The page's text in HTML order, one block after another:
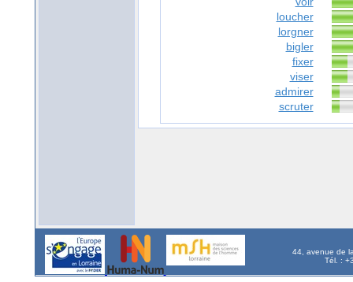
loucher
lorgner
bigler
fixer
viser
admirer
scruter
44, avenue de
Tél. :